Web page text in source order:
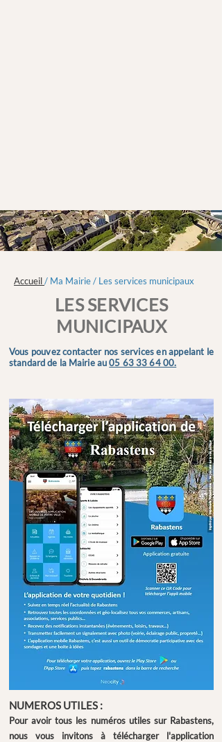
Accueil/ Ma Mairie / Les services municipaux
LES SERVICES
MUNICIPAUX
Vous pouvez contacter nos services en appelant le
standard de la Mairie au05 63 33 64 00.
NUMEROS UTILES :
Pour avoir tous les numéros utiles sur Rabastens,
nous vous invitons à télécharger l'application